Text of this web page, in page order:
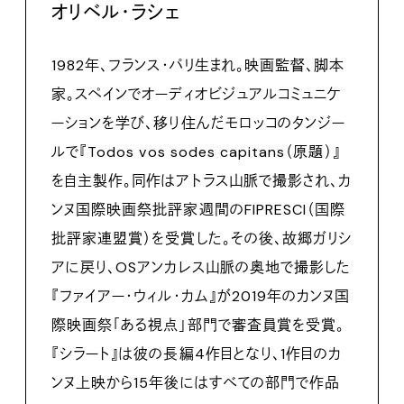
オリベル・ラシェ
1982年、フランス・パリ生まれ。映画監督、脚本
家。スペインでオーディオビジュアルコミュニケ
ーションを学び、移り住んだモロッコのタンジー
ルで『Todos vos sodes capitans（原題）』
を自主製作。同作はアトラス山脈で撮影され、カ
ンヌ国際映画祭批評家週間のFIPRESCI（国際
批評家連盟賞）を受賞した。その後、故郷ガリシ
アに戻り、OSアンカレス山脈の奥地で撮影した
『ファイアー・ウィル・カム』が2019年のカンヌ国
際映画祭「ある視点」部門で審査員賞を受賞。
『シラート』は彼の長編4作目となり、1作目のカ
ンヌ上映から15年後にはすべての部門で作品